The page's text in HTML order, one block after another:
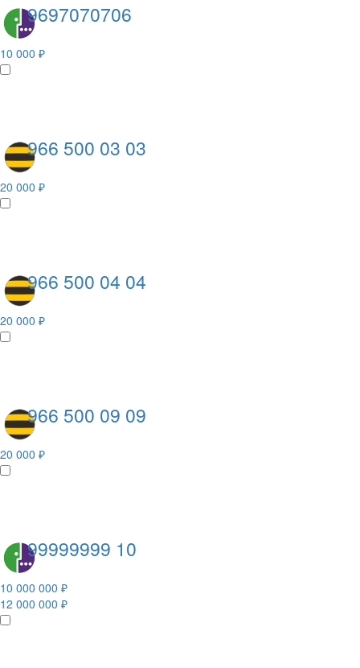
9697070706
10 000 ₽
966 500 03 03
20 000 ₽
966 500 04 04
20 000 ₽
966 500 09 09
20 000 ₽
99999999 10
10 000 000 ₽
12 000 000 ₽